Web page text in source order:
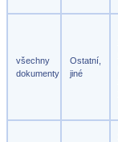
všechny
dokumenty
Ostatní,
jiné